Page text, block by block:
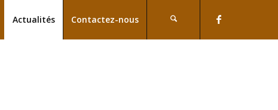
Actualités Contactez-nous